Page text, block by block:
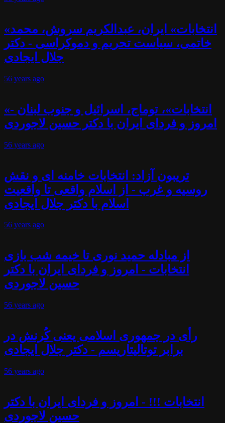
«انتخابات» ایران، عبدالکریم سروش، محمد
خاتمی، سیاست تحریم و دموکراسی - دکتر
جلال ایجادی
56 years ago
«انتخابات»، توماج، اسرائیل و جنوب لبنان -
امروز و فردای ایران با دکتر حسین لاجوردی
56 years ago
تریبون آزاد: انتخابات خامنه ای و نقش
روسیه و غرب - از اسلام واقعی تا واقعیت
اسلام با دکتر جلال ایجادی
56 years ago
از مبادله حمید نوری تا خیمه شب بازی
انتخابات - امروز و فردای ایران با دکتر
حسین لاجوردی
56 years ago
رأی در جمهوری اسلامی یعنی کُرنش در
برابر توتالیتاریسم - دکتر جلال ایجادی
56 years ago
انتخابات !!! - امروز و فردای ایران با دکتر
حسین لاجوردی